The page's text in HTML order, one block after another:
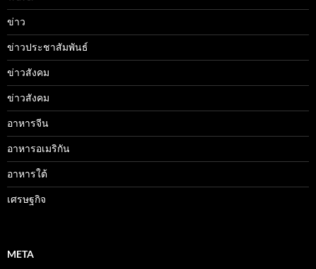
ข่าว
ข่าวประชาสัมพันธ์
ข่าวสังคม
ข่าวสังคม
อาหารจีน
อาหารอเมริกัน
อาหารใต้
เศรษฐกิจ
META